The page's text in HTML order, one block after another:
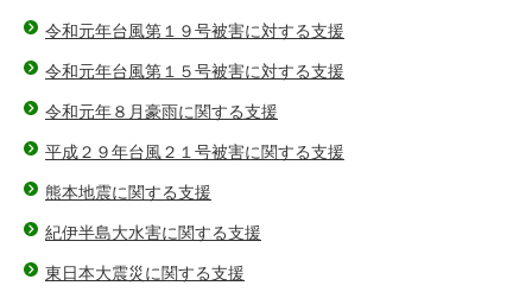
令和元年台風第１９号被害に対する支援
令和元年台風第１５号被害に対する支援
令和元年８月豪雨に関する支援
平成２９年台風２１号被害に関する支援
熊本地震に関する支援
紀伊半島大水害に関する支援
東日本大震災に関する支援